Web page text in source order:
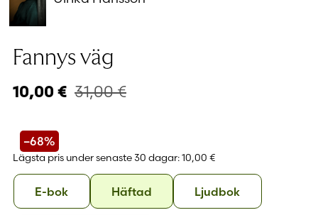
Fannys väg
10,00 € 31,00€
–68%
Lägsta pris under senaste 30 dagar:10,00 €
Format
E-bokE-
bok
HäftadHäftad LjudbokLjudbok